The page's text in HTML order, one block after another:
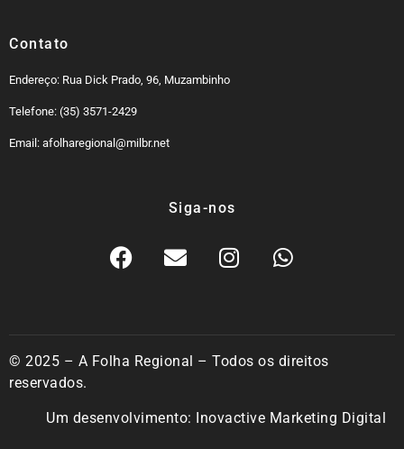
Contato
Endereço: Rua Dick Prado, 96, Muzambinho
Telefone: (35) 3571-2429
Email: afolharegional@milbr.net
Siga-nos
© 2025 – A Folha Regional – Todos os direitos
reservados.
Um desenvolvimento: Inovactive Marketing Digital